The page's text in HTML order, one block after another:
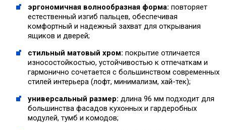
эргономичная волнообразная форма: повторяет
естественный изгиб пальцев, обеспечивая
комфортный и надежный захват для открывания
ящиков и дверей;
стильный матовый хром: покрытие отличается
износостойкостью, устойчивостью к отпечаткам и
гармонично сочетается с большинством современных
стилей интерьера (лофт, минимализм, хай-тек);
универсальный размер: длина 96 мм подходит для
большинства фасадов кухонных и гардеробных
модулей, тумб и комодов;